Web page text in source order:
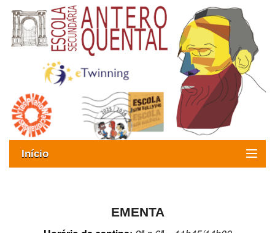
Início
EMENTA